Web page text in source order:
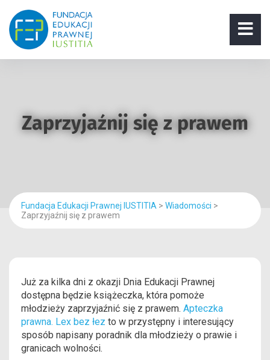
Zaprzyjaźnij się z prawem
Fundacja Edukacji Prawnej IUSTITIA > Wiadomości >
Zaprzyjaźnij się z prawem
Już za kilka dni z okazji Dnia Edukacji Prawnej
dostępna będzie książeczka, która pomoże
młodzieży zaprzyjaźnić się z prawem. Apteczka
prawna. Lex bez łez to w przystępny i interesujący
sposób napisany poradnik dla młodzieży o prawie i
granicach wolności.